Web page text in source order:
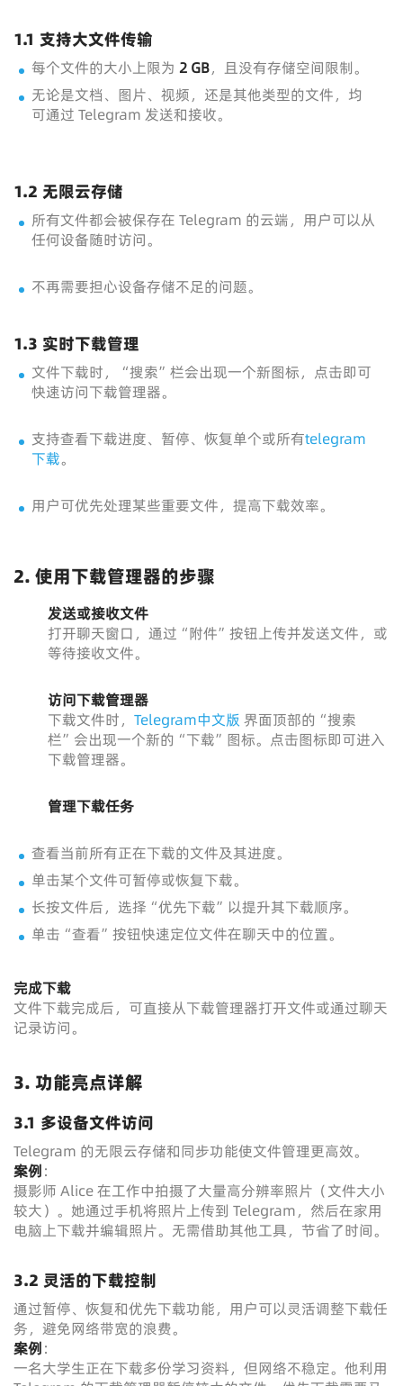
1.1 支持大文件传输
每个文件的大小上限为 2 GB，且没有存储空间限制。
无论是文档、图片、视频，还是其他类型的文件，均
可通过 Telegram 发送和接收。
1.2 无限云存储
所有文件都会被保存在 Telegram 的云端，用户可以从
任何设备随时访问。
不再需要担心设备存储不足的问题。
1.3 实时下载管理
文件下载时，“搜索”栏会出现一个新图标，点击即可
快速访问下载管理器。
支持查看下载进度、暂停、恢复单个或所有telegram
下载。
用户可优先处理某些重要文件，提高下载效率。
2. 使用下载管理器的步骤
发送或接收文件
打开聊天窗口，通过“附件”按钮上传并发送文件，或
等待接收文件。
访问下载管理器
下载文件时， Telegram中文版 界面顶部的“搜索
栏”会出现一个新的“下载”图标。点击图标即可进入
下载管理器。
管理下载任务
查看当前所有正在下载的文件及其进度。
单击某个文件可暂停或恢复下载。
长按文件后，选择“优先下载”以提升其下载顺序。
单击“查看”按钮快速定位文件在聊天中的位置。
完成下载
文件下载完成后，可直接从下载管理器打开文件或通过聊天
记录访问。
3. 功能亮点详解
3.1 多设备文件访问
Telegram 的无限云存储和同步功能使文件管理更高效。
案例：
摄影师 Alice 在工作中拍摄了大量高分辨率照片（文件大小
较大）。她通过手机将照片上传到 Telegram，然后在家用
电脑上下载并编辑照片。无需借助其他工具，节省了时间。
3.2 灵活的下载控制
通过暂停、恢复和优先下载功能，用户可以灵活调整下载任
务，避免网络带宽的浪费。
案例：
一名大学生正在下载多份学习资料，但网络不稳定。他利用